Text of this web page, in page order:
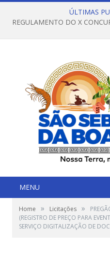
ÚLTIMAS
MENU
Home » Licitações »
(REGISTRO DE PREÇO PARA
SERVIÇO DIGITALIZAÇÃO DE